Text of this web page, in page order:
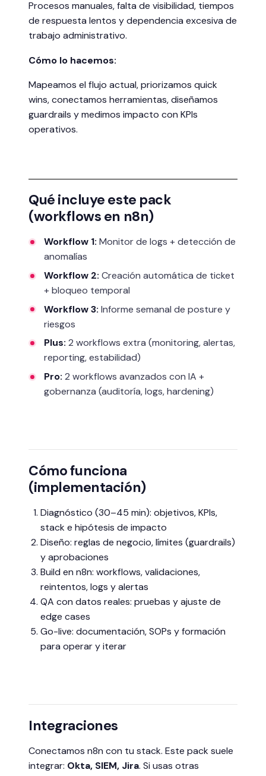
Procesos manuales, falta de visibilidad, tiempos
de respuesta lentos y dependencia excesiva de
trabajo administrativo.
Cómo lo hacemos:
Mapeamos el flujo actual, priorizamos quick
wins, conectamos herramientas, diseñamos
guardrails y medimos impacto con KPIs
operativos.
Qué incluye este pack
(workflows en n8n)
Workflow 1: Monitor de logs + detección de
anomalías
Workflow 2: Creación automática de ticket
+ bloqueo temporal
Workflow 3: Informe semanal de posture y
riesgos
Plus: 2 workflows extra (monitoring, alertas,
reporting, estabilidad)
Pro: 2 workflows avanzados con IA +
gobernanza (auditoría, logs, hardening)
Cómo funciona
(implementación)
Diagnóstico (30–45 min): objetivos, KPIs,
stack e hipótesis de impacto
Diseño: reglas de negocio, límites (guardrails)
y aprobaciones
Build en n8n: workflows, validaciones,
reintentos, logs y alertas
QA con datos reales: pruebas y ajuste de
edge cases
Go-live: documentación, SOPs y formación
para operar y iterar
Integraciones
Conectamos n8n con tu stack. Este pack suele
integrar: Okta, SIEM, Jira. Si usas otras